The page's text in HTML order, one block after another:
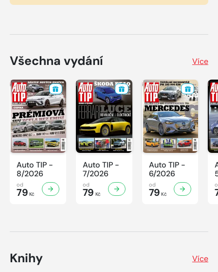
Všechna vydání Více
Auto TIP -
8/2026
od
79 Kč
Auto TIP -
7/2026
od
79 Kč
Auto TIP -
6/2026
od
79 Kč
Knihy Více